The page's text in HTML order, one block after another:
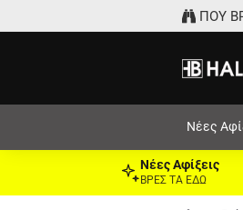
ΠΟΥ
Νέες
Νέες Αφίξεις
ΒΡΕΣ ΤΑ ΕΔΩ